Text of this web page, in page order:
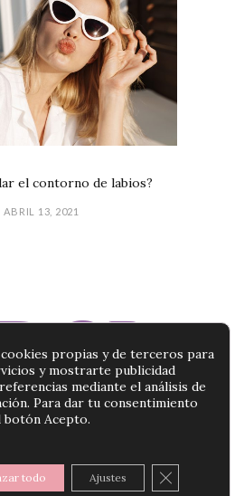
el contorno de labios?
ABRIL 13, 2021
BLOG DE PRODUCTOS DE
DE PRIVACIDAD|AVISO
POLÍTICA DE COOKIES
propias y de terceros para
y mostrarte publicidad
mediante el análisis de
Para dar tu consentimiento
botón Acepto.
todo Ajustes CERRAR